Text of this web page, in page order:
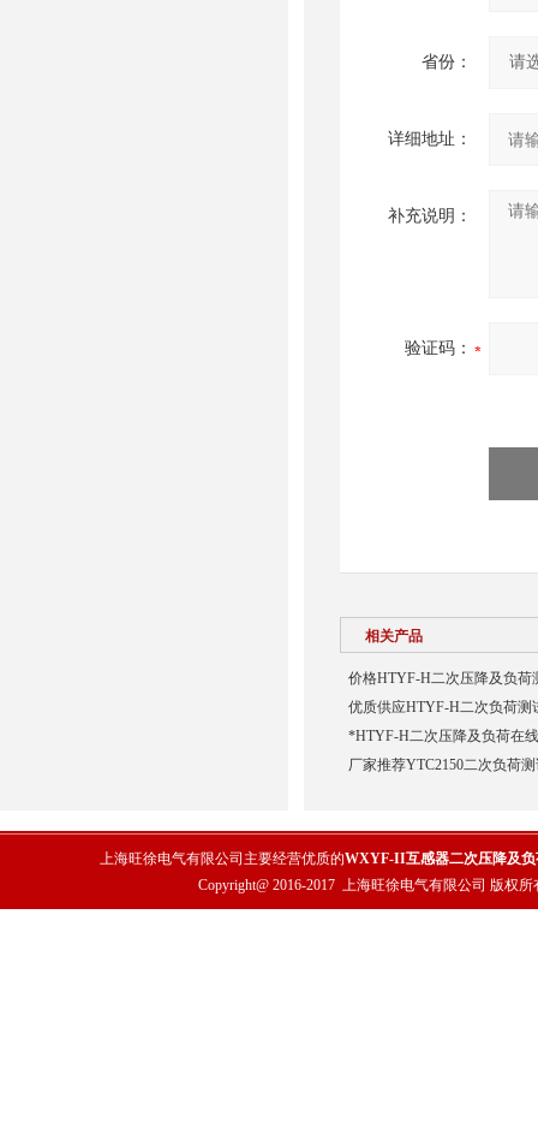
省份：
详细地址：
补充说明：
验证码：
相关产品
价格HTYF-H二次压降及负荷
优质供应HTYF-H二次负荷测
*HTYF-H二次压降及负荷在
厂家推荐YTC2150二次负荷
上海旺徐电气有限公司主要经营优质的WXYF-II互感器二次压降及负
Copyright@ 2016-2017 上海旺徐电气有限公司 版权